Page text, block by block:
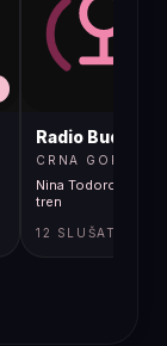
Radio Budva
CRNA GORA
Nina Todorovic -
tren
12 SLUŠATELJA